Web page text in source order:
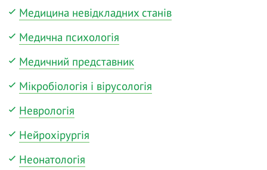
Медицина невідкладних станів
Медична психологія
Медичний представник
Мікробіологія і вірусологія
Неврологія
Нейрохірургія
Неонатологія